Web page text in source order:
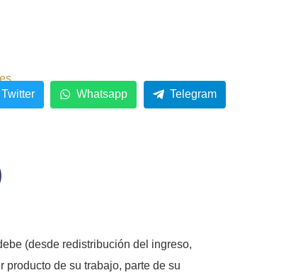
(desde redistribución del ingreso,
producto de su trabajo, parte de su
Twitter Whatsapp Telegram